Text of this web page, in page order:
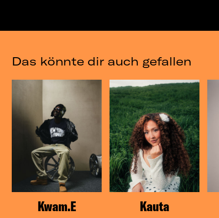
Das könnte dir auch gefallen
Kwam.E Kauta